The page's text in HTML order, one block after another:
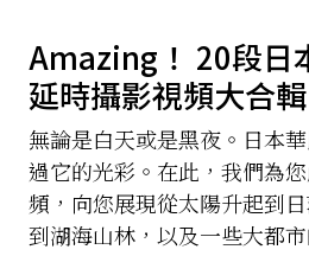
Amazing！ 20段日
延時攝影視頻大合輯
無論是白天或是黑夜。日本
過它的光彩。在此，我們為
頻，向您展現從太陽升起到
到湖海山林，以及一些大都